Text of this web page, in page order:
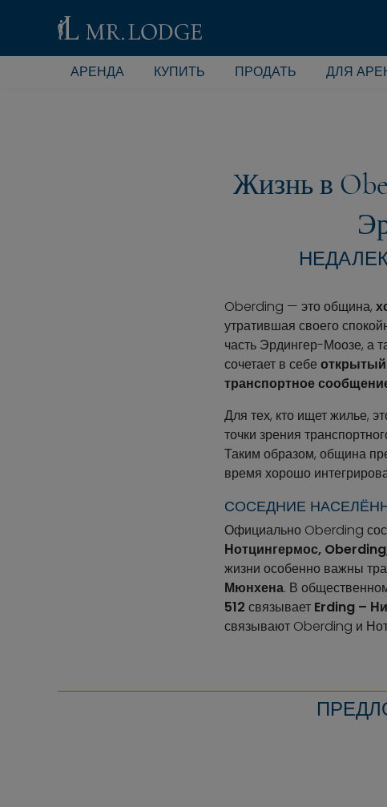
АРЕНДА КУПИТЬ ПРОДАТЬ ДЛЯ
Жизнь в
Oberding — это община,
утратившая своего
часть Эрдингер-Моозе, а
сочетает в себе
транспортное
Для тех, кто ищет жилье,
точки зрения
Таким образом, община
время хорошо
СОСЕДНИЕ
Официально Oberding
Нотцингермос,
жизни особенно важны
Мюнхена. В
512 связывает Erding –
связывают Oberding и